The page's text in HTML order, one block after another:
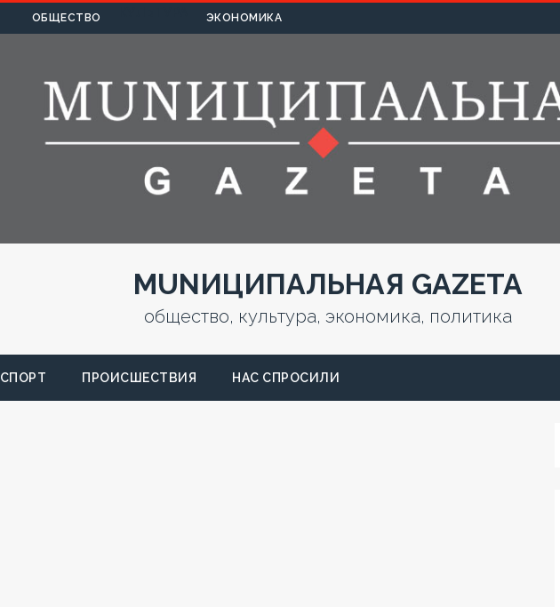
ОБЩЕСТВО ЭКОНОМИКА
MUNИЦИПАЛЬНАЯ GAZЕТА
общество, культура, экономика, политика
СПОРТ ПРОИСШЕСТВИЯ НАС СПРОСИЛИ